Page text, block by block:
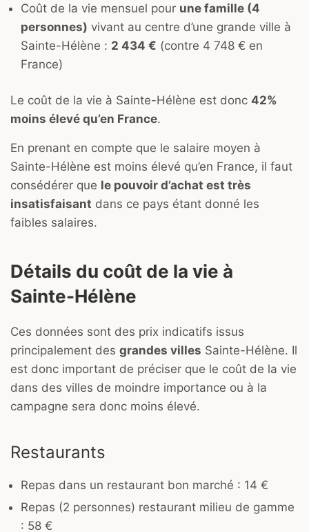
Coût de la vie mensuel pour une famille (4
personnes) vivant au centre d’une grande ville à
Sainte-Hélène : 2 434 € (contre 4 748 € en
France)
Le coût de la vie à Sainte-Hélène est donc 42%
moins élevé qu’en France.
En prenant en compte que le salaire moyen à
Sainte-Hélène est moins élevé qu’en France, il faut
consédérer que le pouvoir d’achat est très
insatisfaisant dans ce pays étant donné les
faibles salaires.
Détails du coût de la vie à
Sainte-Hélène
Ces données sont des prix indicatifs issus
principalement des grandes villes Sainte-Hélène. Il
est donc important de préciser que le coût de la vie
dans des villes de moindre importance ou à la
campagne sera donc moins élevé.
Restaurants
Repas dans un restaurant bon marché : 14 €
Repas (2 personnes) restaurant milieu de gamme
: 58 €